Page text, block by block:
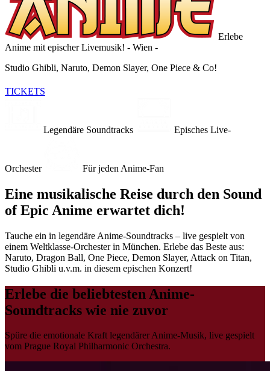
Erlebe
Anime mit epischer Livemusik! - Wien -
Studio Ghibli, Naruto, Demon Slayer, One Piece & Co!
TICKETS
Legendäre Soundtracks Episches Live-
Orchester Für jeden Anime-Fan
Eine musikalische Reise durch den Sound
of Epic Anime erwartet dich!
Tauche ein in legendäre Anime-Soundtracks – live gespielt von
einem Weltklasse-Orchester in München. Erlebe das Beste aus:
Naruto, Dragon Ball, One Piece, Demon Slayer, Attack on Titan,
Studio Ghibli u.v.m. in diesem epischen Konzert!
Erlebe die beliebtesten Anime-
Soundtracks wie nie zuvor
Spüre die emotionale Kraft legendärer Anime-Musik, live gespielt
vom Prague Royal Philharmonic Orchestra.